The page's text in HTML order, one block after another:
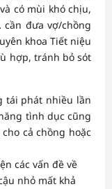
có mùi khó chịu,
đưa vợ/chồng
khoa Tiết niệu
hợp, tránh bỏ sót
tái phát nhiều lần
tình dục cũng
cả chồng hoặc
các vấn đề về
nhỏ mất khả